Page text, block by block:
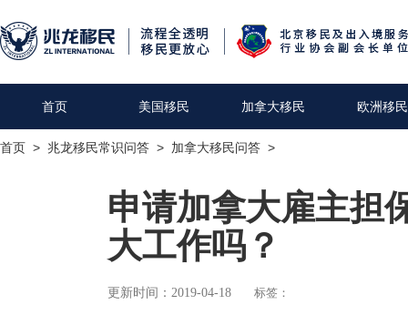
首页 美国移民 加拿大移民 欧洲移民
首页 > 兆龙移民常识问答 > 加拿大移民问答 >
申请加拿大雇主担
大工作吗？
更新时间：2019-04-18 标签：